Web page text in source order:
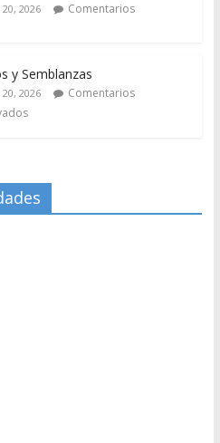
2026
Comentarios
y Semblanzas
2026
Comentarios